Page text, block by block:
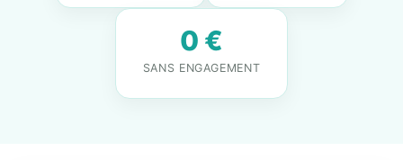
0 €
SANS ENGAGEMENT